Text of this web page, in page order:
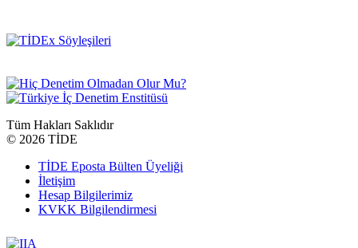
Tüm Hakları Saklıdır
© 2026 TİDE
TİDE Eposta Bülten Üyeliği
İletişim
Hesap Bilgilerimiz
KVKK Bilgilendirmesi